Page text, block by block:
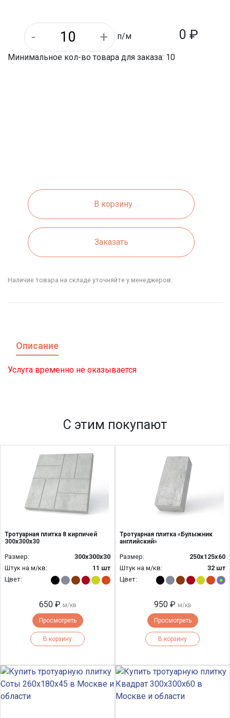
п/м 0 ₽
Минимальное кол-во товара для заказа: 10
В корзину
Заказать
Наличие товара на складе уточняйте у менеджеров.
Описание
Услуга временно не оказывается
С этим покупают
Тротуарная плитка 8 кирпичей
300х300х30
Размер:
300х300х30
Штук на м/кв:
11 шт
Цвет:
650 ₽ м/кв
Просмотреть
В корзину
Тротуарная плитка «Булыжник
английский»
Размер:
250x125x60
Штук на м/кв:
32 шт
Цвет:
950 ₽ м/кв
Просмотреть
В корзину